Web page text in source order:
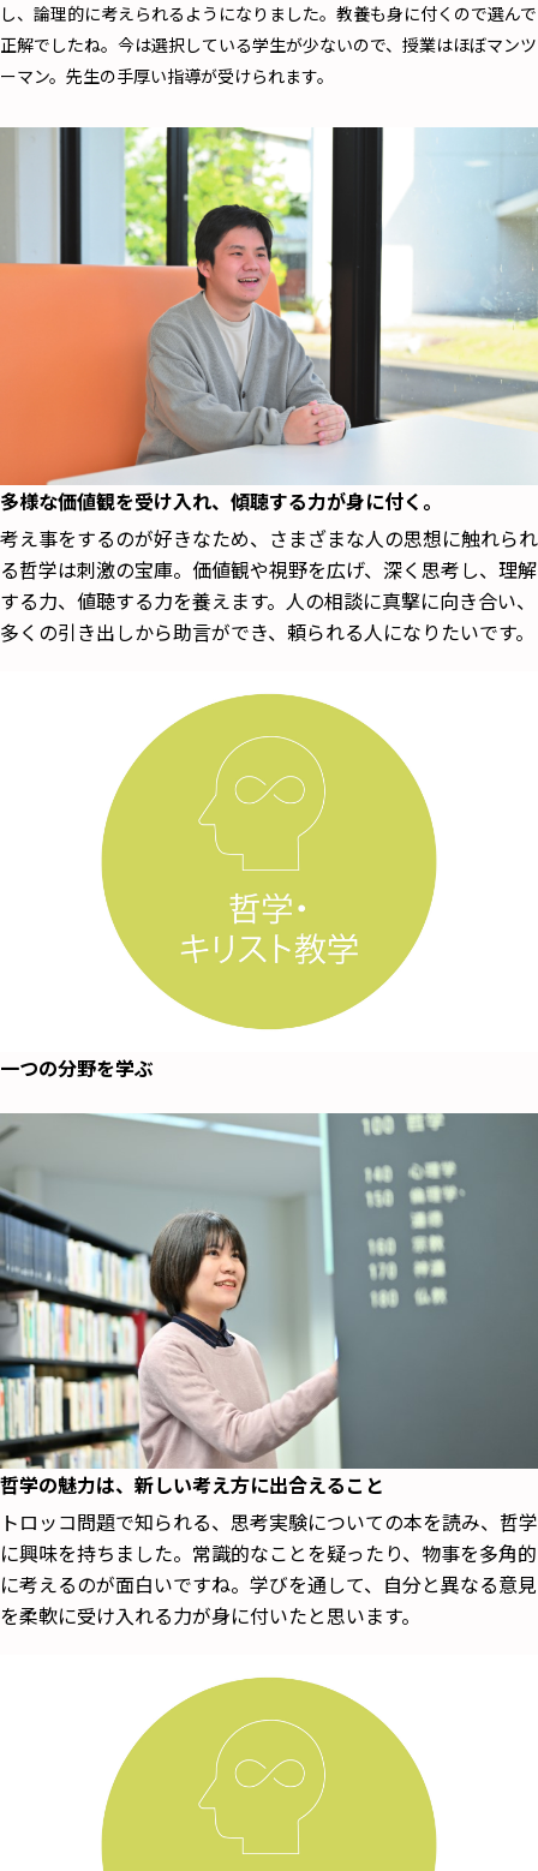
し、論理的に考えられるようになりました。教養も身に付くので選んで
正解でしたね。今は選択している学生が少ないので、授業はほぼマンツ
ーマン。先生の手厚い指導が受けられます。
多様な価値観を受け入れ、傾聴する力が身に付く。
考え事をするのが好きなため、さまざまな人の思想に触れられ
る哲学は刺激の宝庫。価値観や視野を広げ、深く思考し、理解
する力、値聴する力を養えます。人の相談に真撃に向き合い、
多くの引き出しから助言ができ、頼られる人になりたいです。
一つの分野を学ぶ
哲学の魅力は、新しい考え方に出合えること
トロッコ問題で知られる、思考実験についての本を読み、哲学
に興味を持ちました。常識的なことを疑ったり、物事を多角的
に考えるのが面白いですね。学びを通して、自分と異なる意見
を柔軟に受け入れる力が身に付いたと思います。